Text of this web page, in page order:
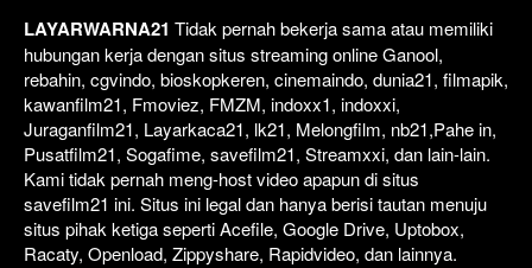
LAYARWARNA21 Tidak pernah bekerja sama atau memiliki
hubungan kerja dengan situs streaming online Ganool,
rebahin, cgvindo, bioskopkeren, cinemaindo, dunia21, filmapik,
kawanfilm21, Fmoviez, FMZM, indoxx1, indoxxi,
Juraganfilm21, Layarkaca21, lk21, Melongfilm, nb21,Pahe in,
Pusatfilm21, Sogafime, savefilm21, Streamxxi, dan lain-lain.
Kami tidak pernah meng-host video apapun di situs
savefilm21 ini. Situs ini legal dan hanya berisi tautan menuju
situs pihak ketiga seperti Acefile, Google Drive, Uptobox,
Racaty, Openload, Zippyshare, Rapidvideo, dan lainnya.